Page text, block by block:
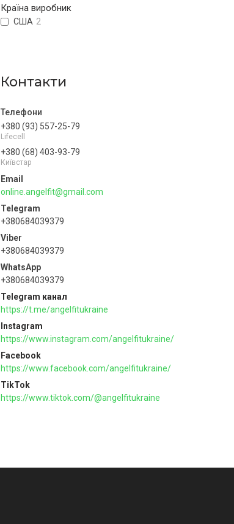
Країна виробник
США 2
Контакти
+380 (93) 557-25-79
Lifecell
+380 (68) 403-93-79
Київстар
online.angelfit@gmail.com
+380684039379
+380684039379
+380684039379
Telegram канал
https://t.me/angelfitukraine
Instagram
https://www.instagram.com/angelfitukraine/
Facebook
https://www.facebook.com/angelfitukraine/
TikTok
https://www.tiktok.com/@angelfitukraine